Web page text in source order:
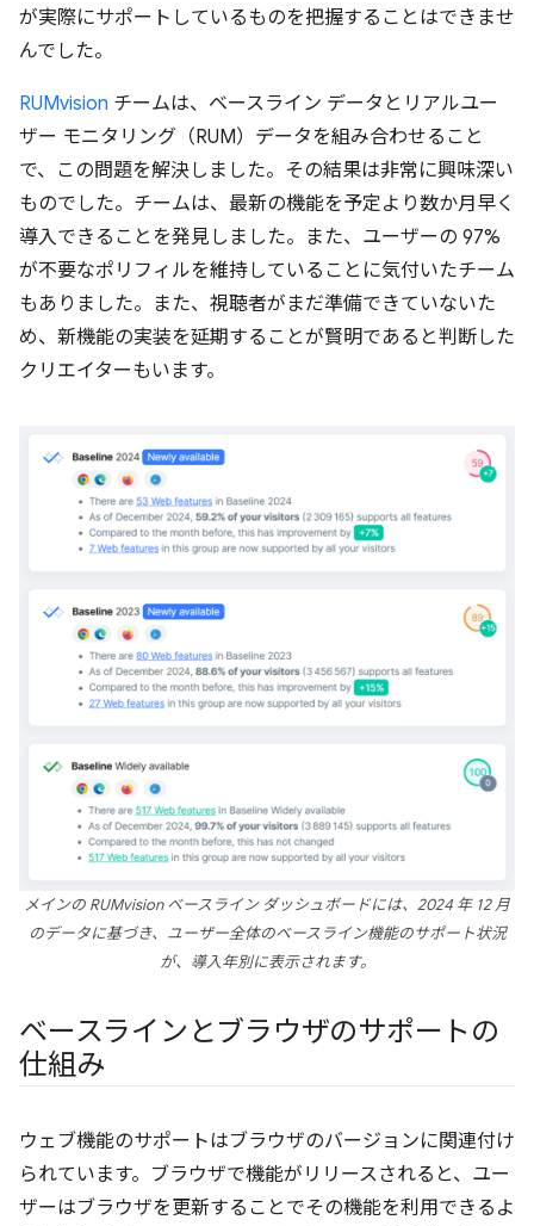
が実際にサポートしているものを把握することはできませ
んでした。
RUMvision チームは、ベースライン データとリアルユー
ザー モニタリング（RUM）データを組み合わせること
で、この問題を解決しました。その結果は非常に興味深い
ものでした。チームは、最新の機能を予定より数か月早く
導入できることを発見しました。また、ユーザーの 97%
が不要なポリフィルを維持していることに気付いたチーム
もありました。また、視聴者がまだ準備できていないた
め、新機能の実装を延期することが賢明であると判断した
クリエイターもいます。
メインの RUMvision ベースライン ダッシュボードには、2024 年 12 月
のデータに基づき、ユーザー全体のベースライン機能のサポート状況
が、導入年別に表示されます。
ベースラインとブラウザのサポートの
仕組み
ウェブ機能のサポートはブラウザのバージョンに関連付け
られています。ブラウザで機能がリリースされると、ユー
ザーはブラウザを更新することでその機能を利用できるよ